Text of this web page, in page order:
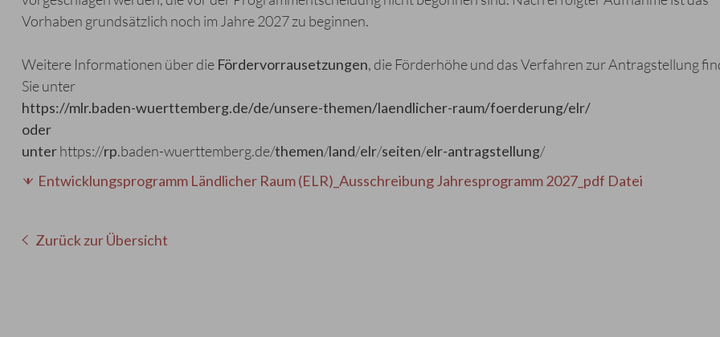
Vorhaben grundsätzlich noch im Jahre 2027 zu beginnen.
Weitere Informationen über die Fördervorrausetzungen, die Förderhöhe und das Verfahren zur Antragstellung
Sie unter
https://mlr.baden-wuerttemberg.de/de/unsere-themen/laendlicher-raum/foerderung/elr/
oder
unterhttps://rp.baden-wuerttemberg.de/themen/land/elr/seiten/elr-antragstellung/
Entwicklungsprogramm Ländlicher Raum (ELR)_Ausschreibung Jahresprogramm 2027_pdf Datei
Zurück zur Übersicht